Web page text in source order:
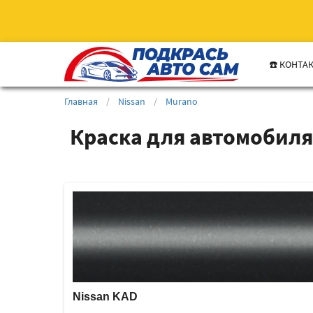
☎️
Главная / Nissan / Murano
Краска для
Nissan KAD